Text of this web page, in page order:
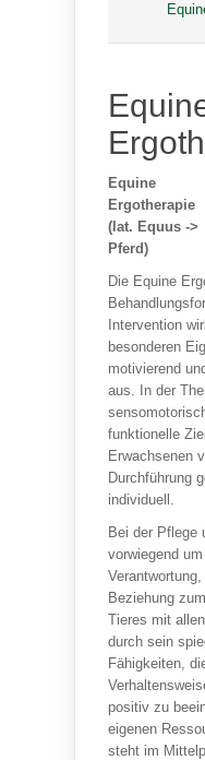
Equine
Ergotherapie
(lat. Equus ->
Pferd)
Die Equine
Intervention
besonderen
motivierend
aus. In der
funktionelle
Erwachsenen
Durchführung
individuell.
Bei der Pflege
vorwiegend
Beziehung
Tieres mit
durch sein
Fähigkeiten,
positiv zu
eigenen
steht im